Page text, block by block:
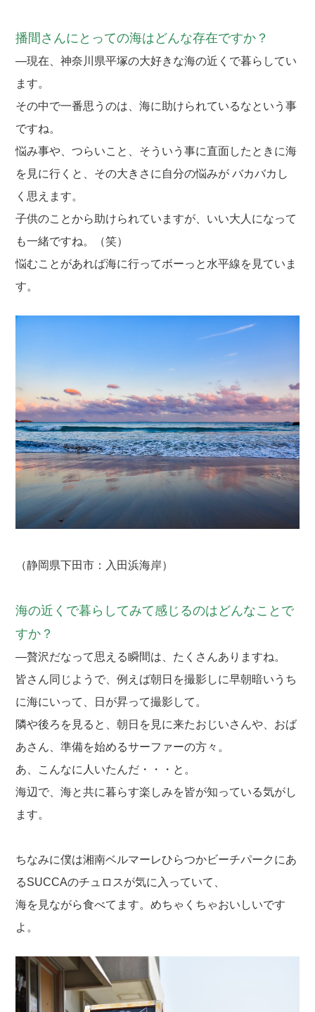
播間さんにとっての海はどんな存在ですか？
―現在、神奈川県平塚の大好きな海の近くで暮らしてい
ます。
その中で一番思うのは、海に助けられているなという事
ですね。
悩み事や、つらいこと、そういう事に直面したときに海
を見に行くと、その大きさに自分の悩みが バカバカし
く思えます。
子供のことから助けられていますが、いい大人になって
も一緒ですね。（笑）
悩むことがあれば海に行ってボーっと水平線を見ていま
す。
（静岡県下田市：入田浜海岸）
海の近くで暮らしてみて感じるのはどんなことで
すか？
―贅沢だなって思える瞬間は、たくさんありますね。
皆さん同じようで、例えば朝日を撮影しに早朝暗いうち
に海にいって、日が昇って撮影して。
隣や後ろを見ると、朝日を見に来たおじいさんや、おば
あさん、準備を始めるサーファーの方々。
あ、こんなに人いたんだ・・・と。
海辺で、海と共に暮らす楽しみを皆が知っている気がし
ます。
ちなみに僕は湘南ベルマーレひらつかビーチパークにあ
るSUCCAのチュロスが気に入っていて、
海を見ながら食べてます。めちゃくちゃおいしいです
よ。